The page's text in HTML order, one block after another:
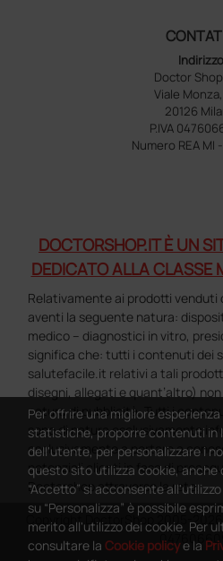
Indirizzo
Doctor Shop
Viale
20126
P.IVA
Numero REA MI
DOCTORSHOP.IT È UN
DEDICATO ALLA CLASSE
Relativamente ai prodotti venduti
aventi la seguente natura:
medico – diagnostici in vitro,
significa che: tutti i contenuti dei
salutefacile.it relativi a tali
disegni, allegati e quant’altro)
natura di pubblicità. Tutti i
sono di natura esclusivamente
esclusivamente a portare a
potenziali clienti in fase di
Doctorshop attraverso la rete.
Copyright DoctorShop 2005-2026
Per offrire una migliore
statistiche, proporre contenuti in
dell'utente, per personalizzare i
questo sito utilizza cookie, anche
“Accetto” si acconsente
su “Personalizza” è possibile
merito all'utilizzo dei cookie. Per
consultare la Cookie policye la